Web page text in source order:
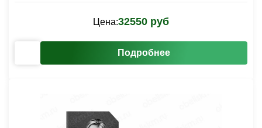
Цена:32550 руб
Подробнее